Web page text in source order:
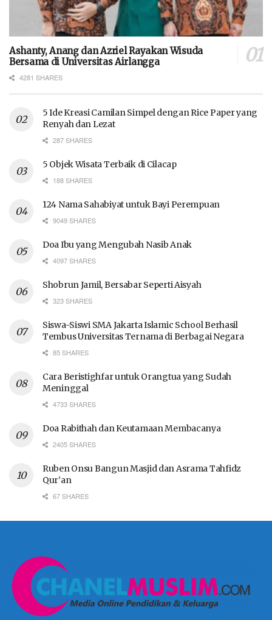
Ashanty, Anang dan Azriel Rayakan Wisuda
Bersama di Universitas Airlangga
4281 SHARES
5 Ide Kreasi Camilan Simpel dengan Rice Paper yang
Renyah dan Lezat
287 SHARES
5 Objek Wisata Terbaik di Cilacap
188 SHARES
124 Nama Sahabiyat untuk Bayi Perempuan
9049 SHARES
Doa Ibu yang Mengubah Nasib Anak
4097 SHARES
Shobrun Jamil, Bersabar Seperti Aisyah
323 SHARES
Siswa-Siswi SMA Jakarta Islamic School Berhasil
Tembus Universitas Ternama di Berbagai Negara
85 SHARES
Cara Beristighfar untuk Orangtua yang Sudah
Meninggal
4733 SHARES
Doa Rabithah dan Keutamaan Membacanya
2405 SHARES
Ruben Onsu Bangun Masjid dan Asrama Tahfidz
Qur’an
67 SHARES